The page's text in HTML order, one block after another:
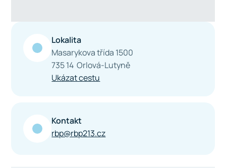
Lokalita
Masarykova třída 1500
735 14 Orlová-Lutyně
Ukázat cestu
Kontakt
rbp@rbp213.cz